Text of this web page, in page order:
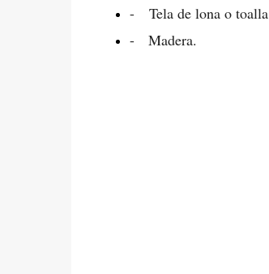
-
Tela de lona o toalla
-
Madera.